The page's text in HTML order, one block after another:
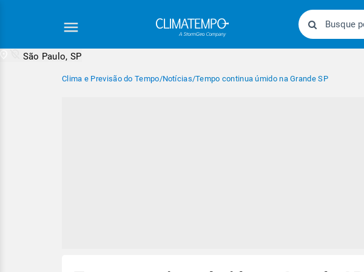
São Paulo, SP
Clima e Previsão do Tempo/Notícias/Tempo continua úmido na Grande SP